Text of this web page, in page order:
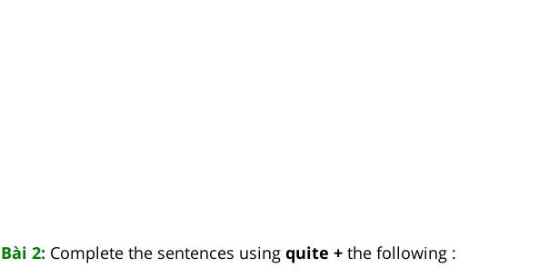
Bài 2: Complete the sentences using quite +the following :